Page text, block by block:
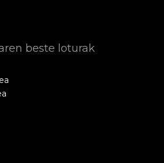
beste loturak